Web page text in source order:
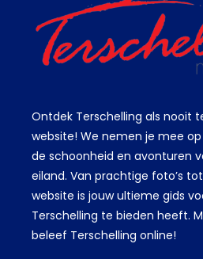
Ontdek Terschelling als nooit
website! We nemen je mee
de schoonheid en avonturen
eiland. Van prachtige foto’s
website is jouw ultieme gids
Terschelling te bieden heeft.
beleef Terschelling online!